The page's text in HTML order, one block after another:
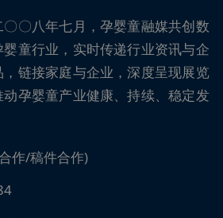
〇八年七月，孕婴童融媒共创数
童行业，实时传递行业资讯与企
链接家庭与企业，深度呈现展览
孕婴童产业健康、持续、稳定发
作/稿件合作)